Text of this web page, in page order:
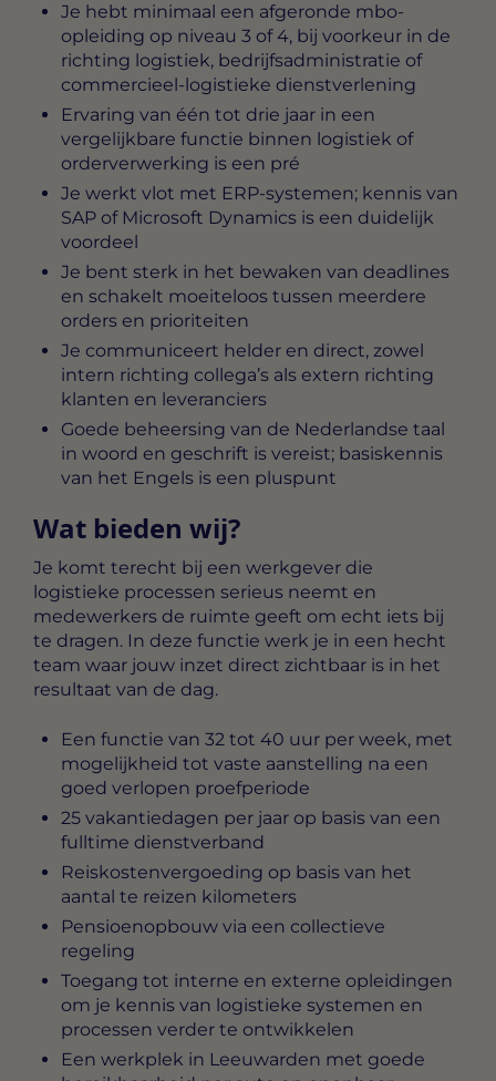
Je hebt minimaal een afgeronde mbo-
opleiding op niveau 3 of 4, bij voorkeur in de
richting logistiek, bedrijfsadministratie of
commercieel-logistieke dienstverlening
Ervaring van één tot drie jaar in een
vergelijkbare functie binnen logistiek of
orderverwerking is een pré
Je werkt vlot met ERP-systemen; kennis van
SAP of Microsoft Dynamics is een duidelijk
voordeel
Je bent sterk in het bewaken van deadlines
en schakelt moeiteloos tussen meerdere
orders en prioriteiten
Je communiceert helder en direct, zowel
intern richting collega’s als extern richting
klanten en leveranciers
Goede beheersing van de Nederlandse taal
in woord en geschrift is vereist; basiskennis
van het Engels is een pluspunt
Wat bieden wij?
Je komt terecht bij een werkgever die
logistieke processen serieus neemt en
medewerkers de ruimte geeft om echt iets bij
te dragen. In deze functie werk je in een hecht
team waar jouw inzet direct zichtbaar is in het
resultaat van de dag.
Een functie van 32 tot 40 uur per week, met
mogelijkheid tot vaste aanstelling na een
goed verlopen proefperiode
25 vakantiedagen per jaar op basis van een
fulltime dienstverband
Reiskostenvergoeding op basis van het
aantal te reizen kilometers
Pensioenopbouw via een collectieve
regeling
Toegang tot interne en externe opleidingen
om je kennis van logistieke systemen en
processen verder te ontwikkelen
Een werkplek in Leeuwarden met goede